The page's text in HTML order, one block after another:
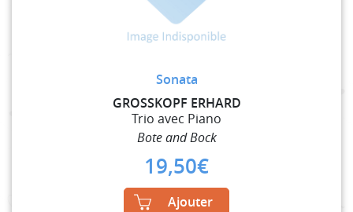
Sonata
GROSSKOPF ERHARD
Trio avec Piano
Bote and Bock
19,50€
Ajouter